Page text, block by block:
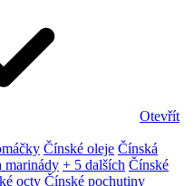
Otevřít
Čínské oleje Čínská
marinády + 5 dalších Čínské
octy Čínské pochutiny